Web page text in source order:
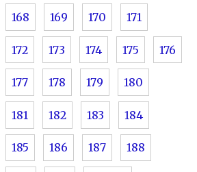
168 169 170 171
172 173 174 175 176
177 178 179 180
181 182 183 184
185 186 187 188